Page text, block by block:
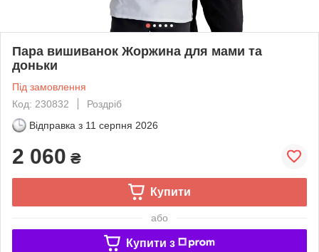
Пара вишиванок Жоржина для мами та
доньки
Під замовлення
Код: 230832
Роздріб
Відправка з 11 серпня 2026
2 060 ₴
Купити
або
Купити з